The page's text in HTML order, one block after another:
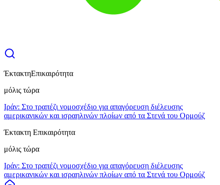
ΈκτακτηΕπικαιρότητα
μόλις τώρα
Ιράν: Στο τραπέζι νομοσχέδιο για απαγόρευση διέλευσης
αμερικανικών και ισραηλινών πλοίων από τα Στενά του Ορμούζ
Έκτακτη Επικαιρότητα
μόλις τώρα
Ιράν: Στο τραπέζι νομοσχέδιο για απαγόρευση διέλευσης
αμερικανικών και ισραηλινών πλοίων από τα Στενά του Ορμούζ